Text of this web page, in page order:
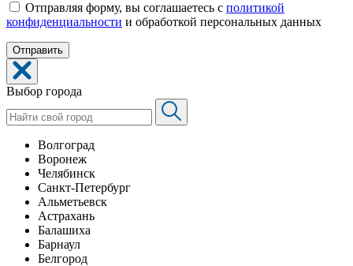
Отправляя форму, вы соглашаетесь с политикой
конфиденциальности и обработкой персональных данных
Выбор города
Волгоград
Воронеж
Челябинск
Санкт-Петербург
Альметьевск
Астрахань
Балашиха
Барнаул
Белгород